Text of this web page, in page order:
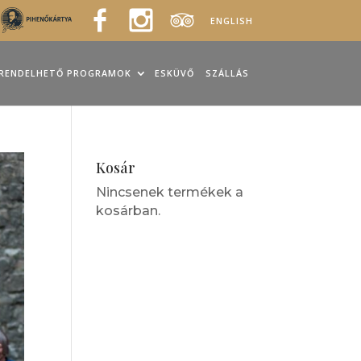
ENGLISH
PROGRAMOK ESKÜVŐ SZÁLLÁS
Kosár
Nincsenek termékek a
kosárban.